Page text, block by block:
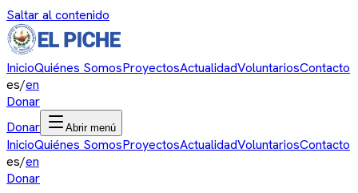
Saltar al contenido
InicioQuiénes SomosProyectosActualidadVoluntariosContacto
es/en
Donar
Donar
Abrir menú
InicioQuiénes SomosProyectosActualidadVoluntariosContacto
es/en
Donar